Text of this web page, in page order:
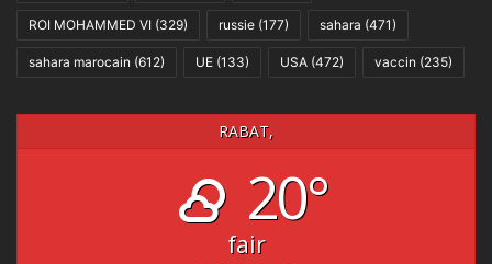
ROI MOHAMMED VI (329) russie (177) sahara (471)
sahara marocain (612) UE (133) USA (472) vaccin (235)
RABAT,
20°
fair